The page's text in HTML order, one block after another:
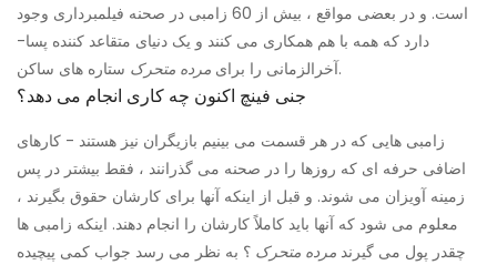
است. و در بعضی مواقع ، بیش از 60 زامبی در صحنه فیلمبرداری وجود
دارد که همه با هم همکاری می کنند و یک دنیای متقاعد کننده پسا-
آخرالزمانی را برای مرده متحرک ستاره های ساکن.
جنی فینچ اکنون چه کاری انجام می دهد؟
زامبی هایی که در هر قسمت می بینیم بازیگران نیز هستند - کارهای
اضافی حرفه ای که روزها را در صحنه می گذرانند ، فقط بیشتر در پس
زمینه آویزان می شوند. و قبل از اینکه آنها برای کارشان حقوق بگیرند ،
معلوم می شود که آنها باید کاملاً کارشان را انجام دهند. اینکه زامبی ها
چقدر پول می گیرند مرده متحرک ؟ به نظر می رسد جواب کمی پیچیده